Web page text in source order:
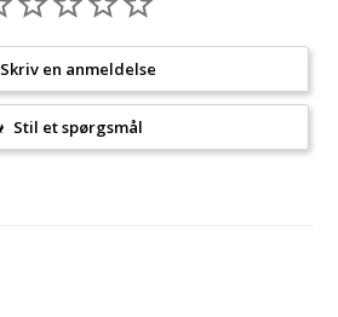
Skriv en anmeldelse
Stil et spørgsmål